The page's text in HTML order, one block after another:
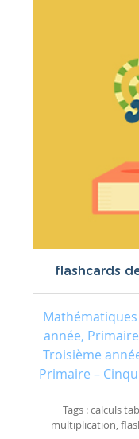
flashcards
Mathématiques
année,
Troisième
Primaire –
Tags : calculs
multiplication,